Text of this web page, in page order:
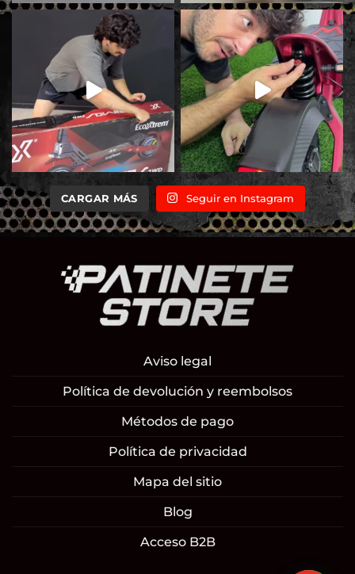
CARGAR MÁS Seguir en Instagram
Aviso legal
Política de devolución y reembolsos
Métodos de pago
Política de privacidad
Mapa del sitio
Blog
Acceso B2B